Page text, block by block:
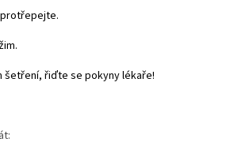
šetření, řiďte se pokyny lékaře!